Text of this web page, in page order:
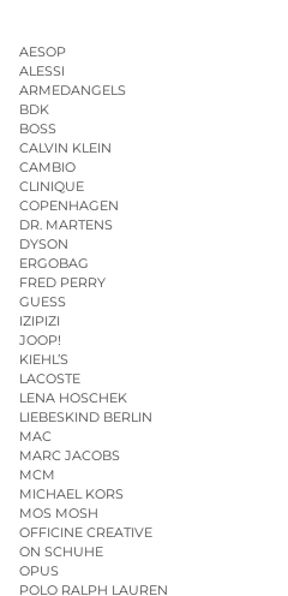
AESOP
ALESSI
ARMEDANGELS
BDK
BOSS
CALVIN KLEIN
CAMBIO
CLINIQUE
COPENHAGEN
DR. MARTENS
DYSON
ERGOBAG
FRED PERRY
GUESS
IZIPIZI
JOOP!
KIEHL’S
LACOSTE
LENA HOSCHEK
LIEBESKIND BERLIN
MAC
MARC JACOBS
MCM
MICHAEL KORS
MOS MOSH
OFFICINE CREATIVE
ON SCHUHE
OPUS
POLO RALPH LAUREN